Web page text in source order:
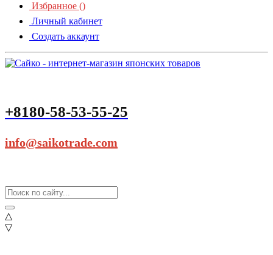
Избранное ()
Личный кабинет
Создать аккаунт
+8180-58-53-55-25
info@saikotrade.com
△
▽